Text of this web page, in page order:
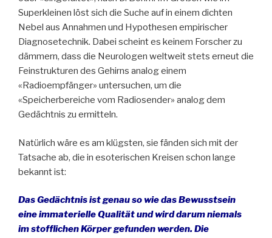
Superkleinen löst sich die Suche auf in einem dichten
Nebel aus Annahmen und Hypothesen empirischer
Diagnosetechnik. Dabei scheint es keinem Forscher zu
dämmern, dass die Neurologen weltweit stets erneut die
Feinstrukturen des Gehirns analog einem
«Radioempfänger» untersuchen, um die
«Speicherbereiche vom Radiosender» analog dem
Gedächtnis zu ermitteln.
Natürlich wäre es am klügsten, sie fänden sich mit der
Tatsache ab, die in esoterischen Kreisen schon lange
bekannt ist:
Das Gedächtnis ist genau so wie das Bewusstsein
eine immaterielle Qualität und wird darum niemals
im stofflichen Körper gefunden werden. Die